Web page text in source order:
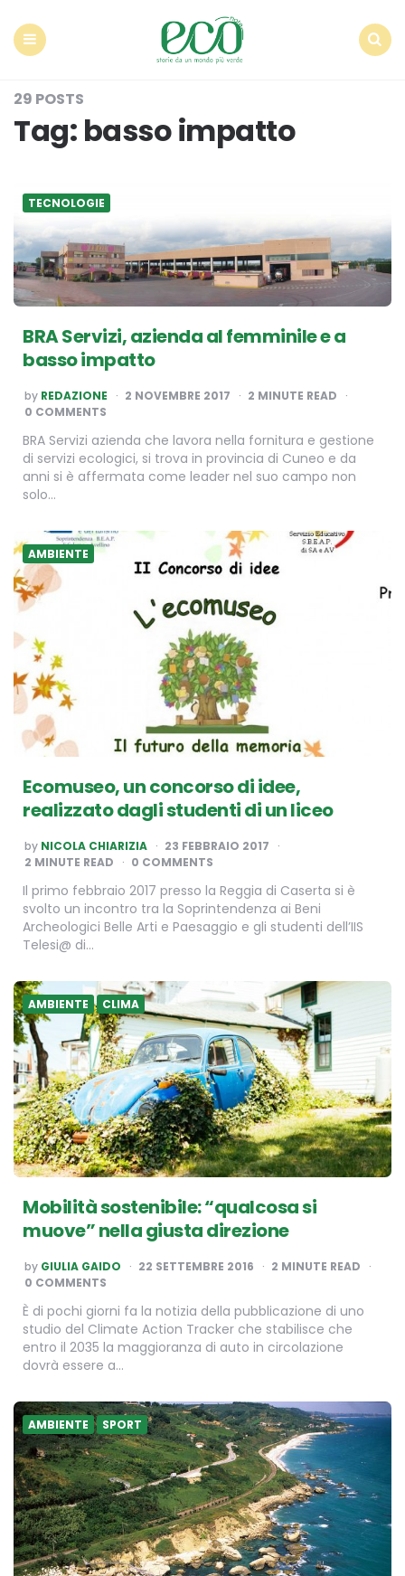
29 POSTS
Tag: basso impatto
TECNOLOGIE
BRA Servizi, azienda al femminile e a
basso impatto
POSTED
BY
by REDAZIONE 2 NOVEMBRE 2017 2 MINUTE READ
0 COMMENTS
BRA Servizi azienda che lavora nella fornitura e gestione
di servizi ecologici, si trova in provincia di Cuneo e da
anni si è affermata come leader nel suo campo non
solo…
AMBIENTE
Ecomuseo, un concorso di idee,
realizzato dagli studenti di un liceo
POSTED
BY
by NICOLA CHIARIZIA
23 FEBBRAIO 2017
2 MINUTE READ 0 COMMENTS
Il primo febbraio 2017 presso la Reggia di Caserta si è
svolto un incontro tra la Soprintendenza ai Beni
Archeologici Belle Arti e Paesaggio e gli studenti dell’IIS
Telesi@ di…
AMBIENTE CLIMA
Mobilità sostenibile: “qualcosa si
muove” nella giusta direzione
POSTED
BY
by GIULIA GAIDO 22 SETTEMBRE 2016 2 MINUTE READ
0 COMMENTS
È di pochi giorni fa la notizia della pubblicazione di uno
studio del Climate Action Tracker che stabilisce che
entro il 2035 la maggioranza di auto in circolazione
dovrà essere a…
AMBIENTE SPORT